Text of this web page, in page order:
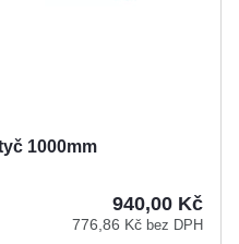
1000mm
940,00 Kč
776,86 Kč bez DPH